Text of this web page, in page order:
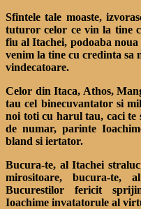
Sfintele tale moaste,
tuturor celor ce vin la tine
fiu al Itachei, podoaba
venim la tine cu credinta sa
vindecatoare.
Celor din Itaca, Athos,
tau cel binecuvantator si
noi toti cu harul tau, caci te
de numar, parinte
bland si iertator.
Bucura-te, al Itachei
mirositoare, bucura-
Bucurestilor fericit
Ioachime invatatorule al